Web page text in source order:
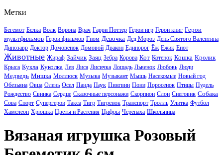
Метки
Бегемот Белка Волк Ворона Врач Гарри Поттер Герои игр Герои книг Герои
мультфильмов Герои фильмов Гном Девочка Дед Мороз День Святого Валентина
Динозавр Доктор Домовенок Домовой Дракон Единорог Ёж Ежик Енот
Животные Жираф Зайчик Заяц Зебра Корова Кот Котенок Кошка Кролик
Крыса Кукла Куколка Лев Лиса Лисичка Лошадь Львенок Любовь Люди
Медведь Мишка Моллюск Музыка Музыкант Мышь Насекомые Новый год
Обезьяна Овца Олень Осел Панда Паук Пингвин Пони Поросенок Птицы Пудель
Рождество Свинка Сердце Сказочные персонажи Скорпион Слон Снеговик Собака
Сова Спорт Супергерои Такса Тигр Тигренок Транспорт Тролль Улитка Футбол
Хамелеон Хрюшка Цветы и Растения Цифры Черепаха Школьница
Вязаная игрушка Розовый